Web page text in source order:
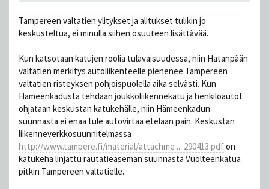
Tampereen valtatien ylitykset ja alitukset tulikin jo
keskusteltua, ei minulla siihen osuuteen lisättävää.
Kun katsotaan katujen roolia tulavaisuudessa, niin Hatanpään
valtatien merkitys autoliikenteelle pienenee Tampereen
valtatien risteyksen pohjoispuolella aika selvästi. Kun
Hämeenkadusta tehdään joukkoliikennekatu ja henkilöautot
ohjataan keskustan katukehälle, niin Hämeenkadun
suunnasta ei enää tule autovirtaa etelään päin. Keskustan
liikenneverkkosuunnitelmassa
http://www.tampere.fi/material/attachme ... 290413.pdfon
katukehä linjattu rautatieaseman suunnasta Vuolteenkatua
pitkin Tampereen valtatielle.